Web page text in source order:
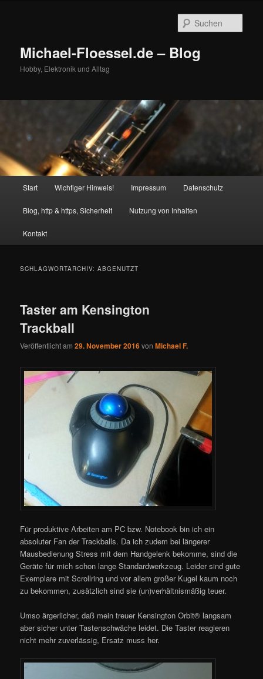
Michael-Floessel.de – Blog
Hobby, Elektronik und Alltag
Start Wichtiger Hinweis! Impressum Datenschutz
Blog, http & https, Sicherheit Nutzung von Inhalten
Kontakt
SCHLAGWORTARCHIV:ABGENUTZT
Taster am Kensington
Trackball
Veröffentlicht am29. November 2016vonMichael F.
Für produktive Arbeiten am PC bzw. Notebook bin ich ein
absoluter Fan der Trackballs. Da ich zudem bei längerer
Mausbedienung Stress mit dem Handgelenk bekomme, sind die
Geräte für mich schon lange Standardwerkzeug. Leider sind gute
Exemplare mit Scrollring und vor allem großer Kugel kaum noch
zu bekommen, zusätzlich sind sie (un)verhältnismäßig teuer.
Umso ärgerlicher, daß mein treuer Kensington Orbit® langsam
aber sicher unter Tastenschwäche leidet. Die Taster reagieren
nicht mehr zuverlässig, Ersatz muss her.